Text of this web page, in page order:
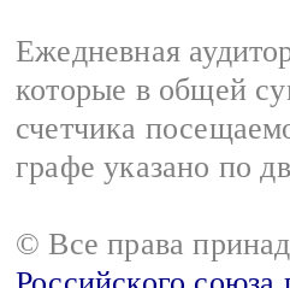
Ежедневная
которые в общей
счетчика
графе указано по
© Все права